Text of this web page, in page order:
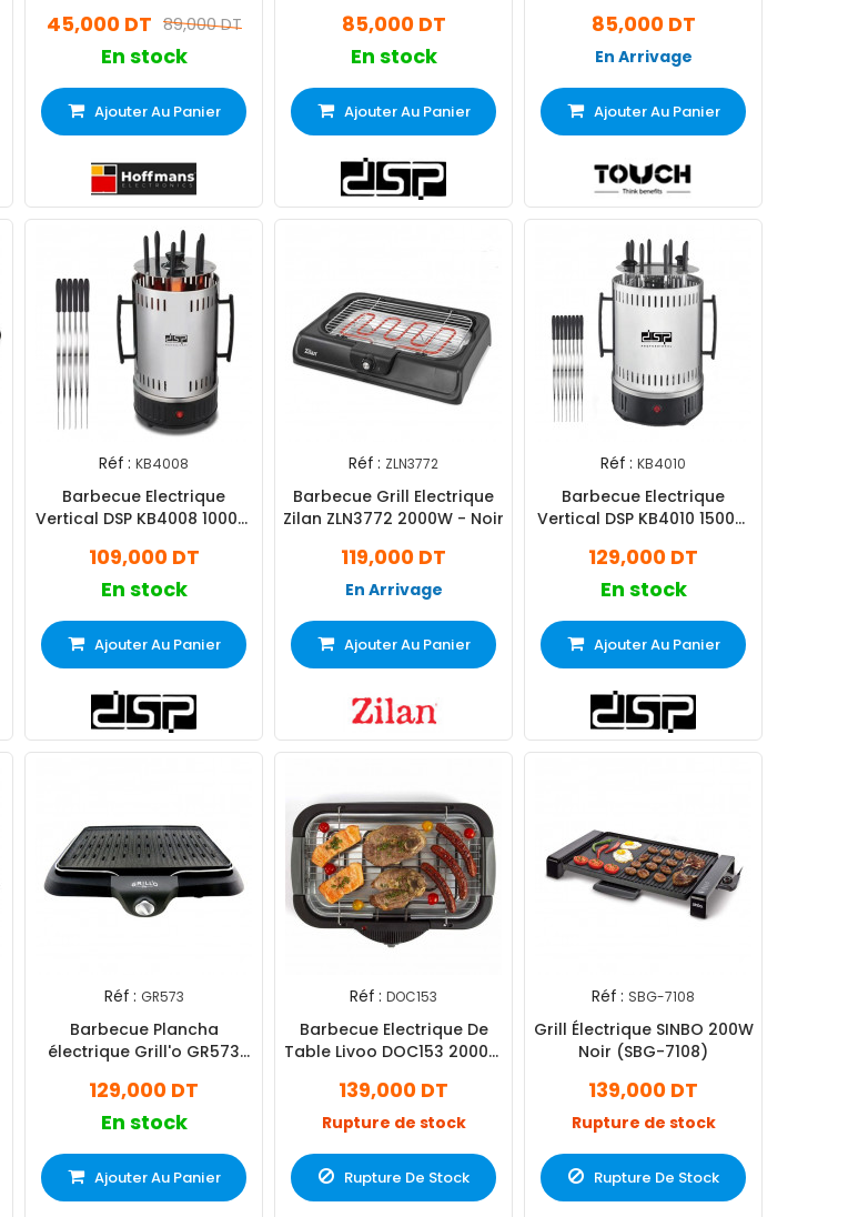
89,000 DT
45,000 DT
En stock
Ajouter Au Panier
85,000 DT
En stock
Ajouter Au Panier
85,000 DT
En Arrivage
Ajouter Au Panier
Réf : KB4008
Barbecue Electrique
Vertical DSP KB4008 1000W
109,000 DT
En stock
Ajouter Au Panier
Réf : ZLN3772
Barbecue Grill Electrique
Zilan ZLN3772 2000W - Noir
119,000 DT
En Arrivage
Ajouter Au Panier
Réf : KB4010
Barbecue Electrique
Vertical DSP KB4010 1500W
129,000 DT
En stock
Ajouter Au Panier
Réf : GR573
Barbecue Plancha
électrique Grill'o GR573
129,000 DT
En stock
Ajouter Au Panier
Réf : DOC153
Barbecue Electrique De
Table Livoo DOC153 2000W
139,000 DT
Rupture de stock
Rupture De Stock
Réf : SBG-7108
Grill Électrique SINBO 200W
Noir (SBG-7108)
139,000 DT
Rupture de stock
Rupture De Stock